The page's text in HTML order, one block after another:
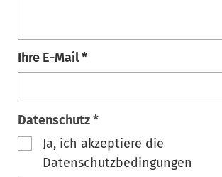
Ihre E-Mail *
Datenschutz *
Ja, ich akzeptiere die
Datenschutzbedingungen